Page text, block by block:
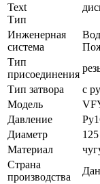
Text
Тип
Инженерная
система
Тип
присоединения
Тип затвора
с
Модель
Давление
Диаметр
125
Материал
Страна
производства